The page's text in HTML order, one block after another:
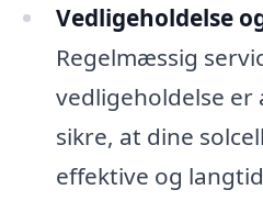
Vedligeholdelse
Regelmæssig
vedligeholdelse
sikre, at dine
effektive og